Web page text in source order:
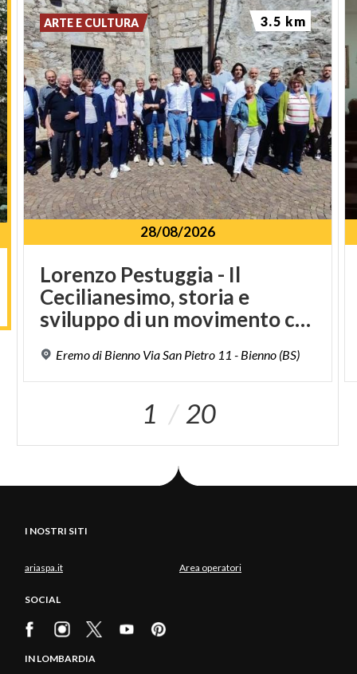
28/08/2026
Lorenzo Pestuggia - Il
Cecilianesimo, storia e
sviluppo di un movimento culturale
Eremodi Bienno ViaSan Pietro 11 - Bienno (BS)
ARTE E CULTURA 3.5 km
1 20
I NOSTRI SITI
ariaspa.it Area operatori
SOCIAL
IN LOMBARDIA